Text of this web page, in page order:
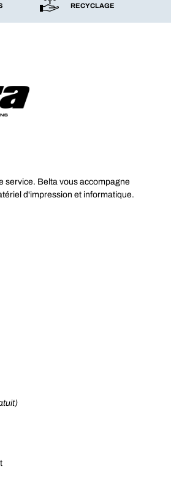
RECYCLAGE
service. Belta vous accompagne
d'impression et informatique.